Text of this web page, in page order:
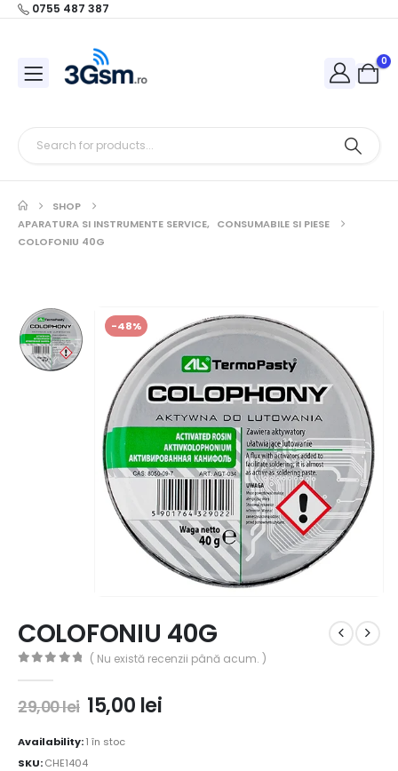
0755 487 387
0
SHOP
APARATURA SI INSTRUMENTE SERVICE, CONSUMABILE SI PIESE
COLOFONIU 40G
-48%
COLOFONIU 40G
( Nu există recenzii până acum. )
29,00lei 15,00 lei
Availability:1 în stoc
SKU:CHE1404